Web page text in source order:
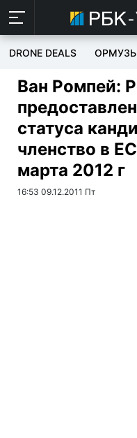
DRONE DEALS
Ван Ромпей:
статуса
членство в
марта 2012 г
16:53 09.12.2011 Пт